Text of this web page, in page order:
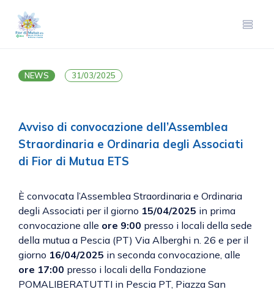
NEWS 31/03/2025
Avviso di convocazione dell’Assemblea
Straordinaria e Ordinaria degli Associati
di Fior di Mutua ETS
È convocata l’Assemblea Straordinaria e Ordinaria
degli Associati per il giorno 15/04/2025 in prima
convocazione alle ore 9:00 presso i locali della sede
della mutua a Pescia (PT) Via Alberghi n. 26 e per il
giorno 16/04/2025 in seconda convocazione, alle
ore 17:00 presso i locali della Fondazione
POMALIBERATUTTI in Pescia PT, Piazza San